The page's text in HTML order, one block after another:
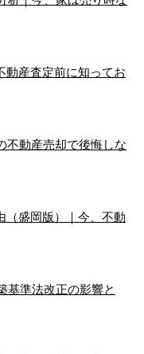
動産査定前に知ってお
不動産売却で後悔しな
（盛岡版）｜今、不動
基準法改正の影響と